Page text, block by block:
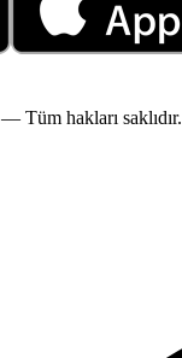
— Tüm hakları saklıdır.